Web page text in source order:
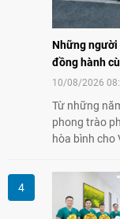
Những người
đồng hành
10/08/2026
Từ những
phong trào
hòa bình cho
đồng hành
trong đó có